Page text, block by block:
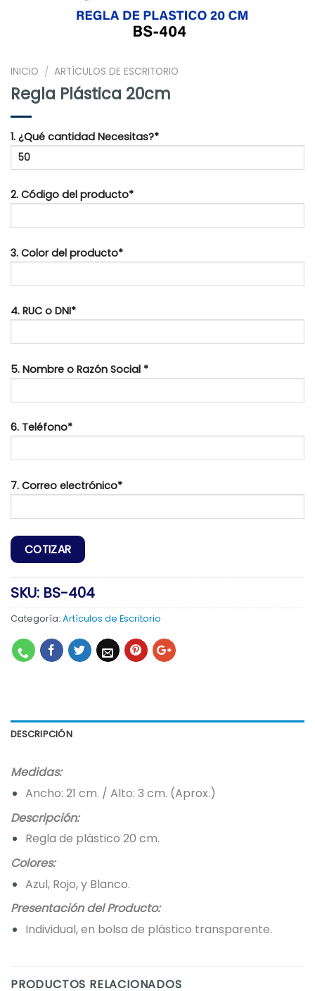
INICIO / ARTÍCULOS DE ESCRITORIO
Regla Plástica 20cm
1. ¿Qué cantidad Necesitas?*
2. Código del producto*
3. Color del producto*
4. RUC o DNI*
5. Nombre o Razón Social *
6. Teléfono*
7. Correo electrónico*
SKU: BS-404
Categoría: Artículos de Escritorio
DESCRIPCIÓN
Medidas:
Ancho: 21 cm. / Alto: 3 cm. (Aprox.)
Descripción:
Regla de plástico 20 cm.
Colores:
Azul, Rojo, y Blanco.
Presentación del Producto:
Individual, en bolsa de plástico transparente.
PRODUCTOS RELACIONADOS